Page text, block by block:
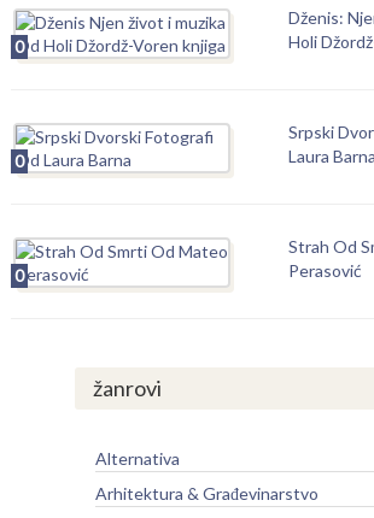
0
Dženis:
Holi
0
Srpski
Laura Barna
0
Strah Od
Perasović
žanrovi
Alternativa
Arhitektura & Građevinarstvo